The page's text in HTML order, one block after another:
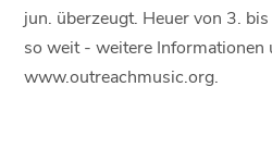
jun. überzeugt. Heuer von 3.
so weit - weitere Informationen
www.outreachmusic.org.